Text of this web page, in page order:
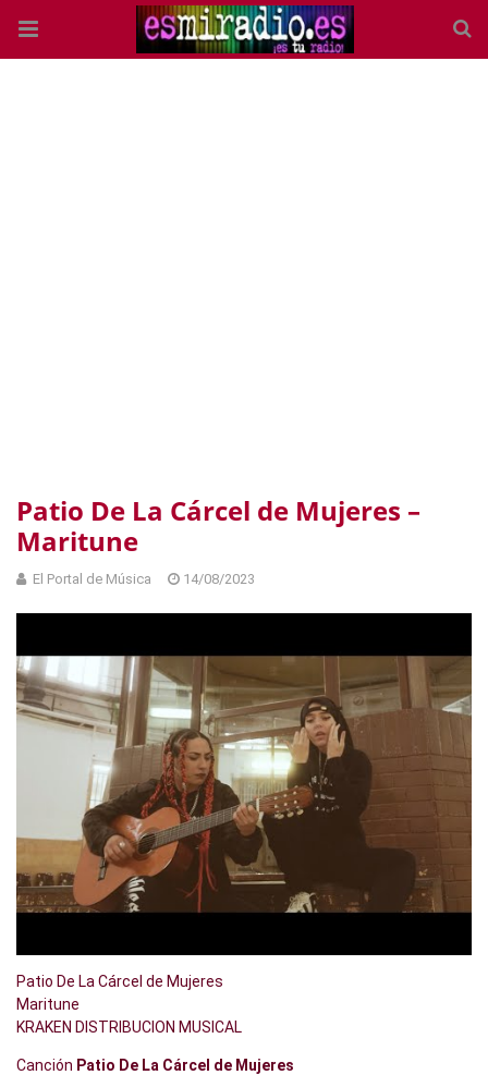
Patio De La Cárcel de Mujeres –
Maritune
El Portal de Música 14/08/2023
Patio De La Cárcel de Mujeres
Maritune
KRAKEN DISTRIBUCION MUSICAL
Canción Patio De La Cárcel de Mujeres